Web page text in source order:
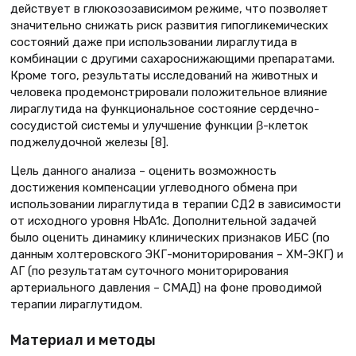
действует в глюкозозависимом режиме, что позволяет
значительно снижать риск развития гипогликемических
состояний даже при использовании лираглутида в
комбинации с другими сахароснижающими препаратами.
Кроме того, результаты исследований на животных и
человека продемонстрировали положительное влияние
лираглутида на функциональное состояние сердечно-
сосудистой системы и улучшение функции β-клеток
поджелудочной железы [8].
Цель данного анализа – оценить возможность
достижения компенсации углеводного обмена при
использовании лираглутида в терапии СД2 в зависимости
от исходного уровня HbA1с. Дополнительной задачей
было оценить динамику клинических признаков ИБС (по
данным холтеровского ЭКГ-мониторирования – ХМ-ЭКГ) и
АГ (по результатам суточного мониторирования
артериального давления – СМАД) на фоне проводимой
терапии лираглутидом.
Материал и методы